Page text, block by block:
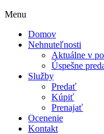
Menu
Domov
Nehnuteľnosti
Aktuálne v
Úspešne
Služby
Predať
Kúpiť
Prenajať
Ocenenie
Kontakt